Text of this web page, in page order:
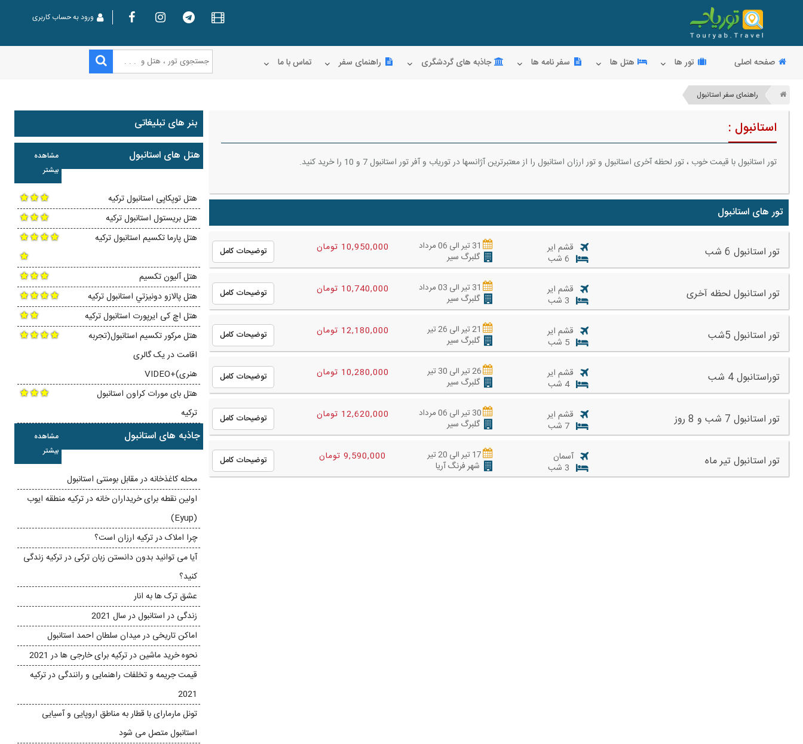
ورود به حساب کاربری
صفحه اصلی تور ها هتل ها سفر نامه ها جاذبه های گردشگری راهنمای سفر تماس با ما
راهنمای سفر استانبول
استانبول :
تور استانبول با قیمت خوب ، تور لحظه آخری استانبول و تور ارزان استانبول را از معتبرترین آژانسها در توریاب و آفر تور استانبول 7 و 10 را خرید کنید.
تور های استانبول
تور استانبول 6 شب قشم ایر 31 تیر الی 06 مرداد
گلبرگ سیر
10,950,000 تومان توضیحات کامل
تور استانبول لحظه آخری قشم ایر 31 تیر الی 03 مرداد
گلبرگ سیر
10,740,000 تومان توضیحات کامل
تور استانبول 5شب قشم ایر 21 تیر الی 26 تیر
گلبرگ سیر
12,180,000 تومان توضیحات کامل
توراستانبول 4 شب قشم ایر
4 شب
26 تیر الی 30 تیر
گلبرگ سیر
10,280,000 تومان توضیحات کامل
تور استانبول 7 شب و 8 روز قشم ایر 30 تیر الی 06 مرداد
گلبرگ سیر
12,620,000 تومان توضیحات کامل
تور استانبول تیر ماه آسمان 17 تیر الی 20 تیر
شهر فرنگ آریا
9,590,000 تومان توضیحات کامل
بنر های تبلیغاتی
مشاهده
بیشتر
هتل های استانبول
هتل توپکاپی استانبول ترکیه
هتل بریستول استانبول ترکیه
هتل پارما تکسیم استانبول ترکیه
هتل آلیون تکسیم
هتل پالازو دونيزتي استانبول ترکیه
هتل اچ کی ایرپورت استانبول ترکیه
هتل مرکور تکسیم استانبول(تجربه
اقامت در یک گالری
هنری)+VIDEO
هتل بای مورات کراون استانبول
ترکیه
مشاهده
بیشتر
جاذبه های استانبول
محله کاغذخانه در مقابل بومنتی استانبول
اولین نقطه برای خریداران خانه در ترکیه منطقه ایوب
(Eyup)
چرا املاک در ترکیه ارزان است؟
آیا می توانید بدون دانستن زبان ترکی در ترکیه زندگی
کنید؟
عشق ترک ها به انار
زندگی در استانبول در سال 2021
اماکن تاریخی در میدان سلطان احمد استانبول
نحوه خرید ماشین در ترکیه برای خارجی ها در 2021
قیمت جریمه و تخلفات راهنمایی و رانندگی در ترکیه
2021
تونل مارمارای با قطار به مناطق اروپایی و آسیایی
استانبول متصل می شود